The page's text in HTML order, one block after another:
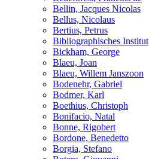
Bellin, Jacques Nicolas
Bellus, Nicolaus
Bertius, Petrus
Bibliographisches Institut
Bickham, George
Blaeu, Joan
Blaeu, Willem Janszoon
Bodenehr, Gabriel
Bodmer, Karl
Boethius, Christoph
Bonifacio, Natal
Bonne, Rigobert
Bordone, Benedetto
Borgia, Stefano